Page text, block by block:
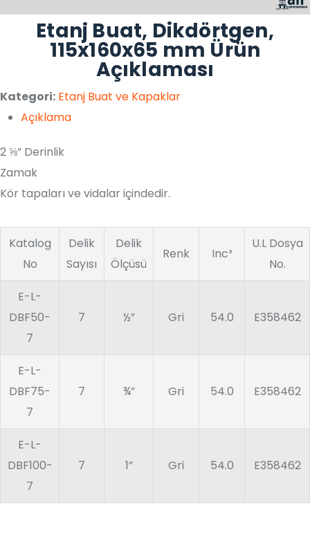
Etanj Buat, Dikdörtgen,
115x160x65 mm Ürün
Açıklaması
Kategori: Etanj Buat ve Kapaklar
Açıklama
2 ⅝” Derinlik
Zamak
Kör tapaları ve vidalar içindedir.
Katalog
No
Delik
Sayısı
Delik
Ölçüsü
Renk Inc³
U.L Dosya
No.
E-L-
DBF50-
7
7 ½” Gri 54.0 E358462
E-L-
DBF75-
7
7 ¾” Gri 54.0 E358462
E-L-
DBF100-
7
7 1” Gri 54.0 E358462